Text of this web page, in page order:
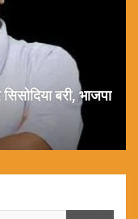
बरी, भाजपा